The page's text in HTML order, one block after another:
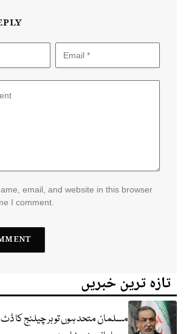
email, and website in this browser
I comment.
تازہ ترین خبریں
مسلمان متحد ہوں تو ہر چیلنج کا